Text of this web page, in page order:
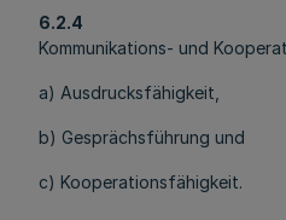
6.2.4
Kommunikations- und
a) Ausdrucksfähigkeit,
b) Gesprächsführung und
c) Kooperationsfähigkeit.